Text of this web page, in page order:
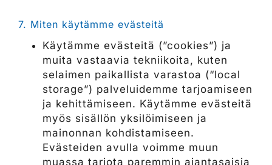
7. Miten käytämme evästeitä
Käytämme evästeitä (”cookies”) ja
muita vastaavia tekniikoita, kuten
selaimen paikallista varastoa (“local
storage”) palveluidemme tarjoamiseen
ja kehittämiseen. Käytämme evästeitä
myös sisällön yksilöimiseen ja
mainonnan kohdistamiseen.
Evästeiden avulla voimme muun
muassa tarjota paremmin ajantasaisia